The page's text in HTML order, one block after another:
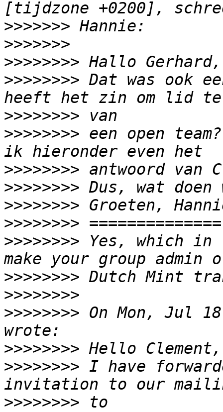
>>>>>>>
>>>>>>>
>>>>>>>>
>>>>>>>> Dat was ook
>>>>>>>>
>>>>>>>> een open
>>>>>>>>
>>>>>>>>
>>>>>>>>
>>>>>>>>
>>>>>>>> Yes, which in
>>>>>>>>
>>>>>>>>
>>>>>>>> On Mon, Jul
>>>>>>>>
>>>>>>>> I have
>>>>>>>>